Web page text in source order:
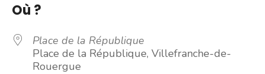
Où ?
Place de la République
Place de la République, Villefranche-de-
Rouergue